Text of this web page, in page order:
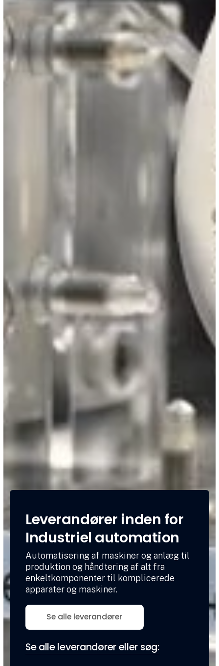
Leverandører inden for
Industriel automation
Automatisering af maskiner og anlæg til
produktion og håndtering af alt fra
enkeltkomponenter til komplicerede
apparater og maskiner.
Se alle leverandører
Se alle leverandører eller søg: